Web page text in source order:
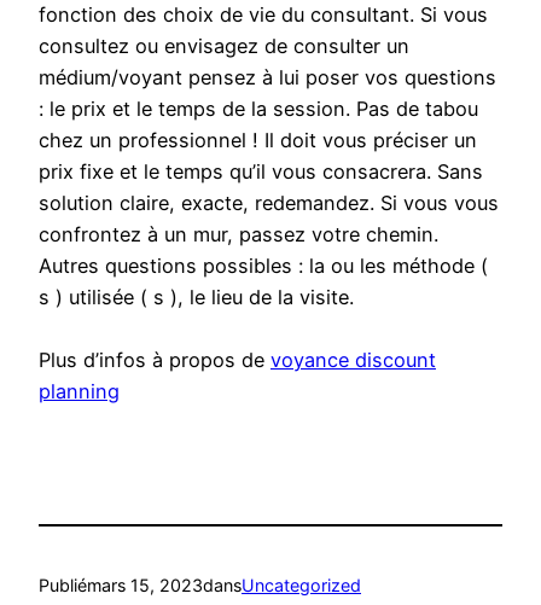
fonction des choix de vie du consultant. Si vous
consultez ou envisagez de consulter un
médium/voyant pensez à lui poser vos questions
: le prix et le temps de la session. Pas de tabou
chez un professionnel ! Il doit vous préciser un
prix fixe et le temps qu’il vous consacrera. Sans
solution claire, exacte, redemandez. Si vous vous
confrontez à un mur, passez votre chemin.
Autres questions possibles : la ou les méthode (
s ) utilisée ( s ), le lieu de la visite.
Plus d’infos à propos de voyance discount
planning
Publiémars 15, 2023dansUncategorized